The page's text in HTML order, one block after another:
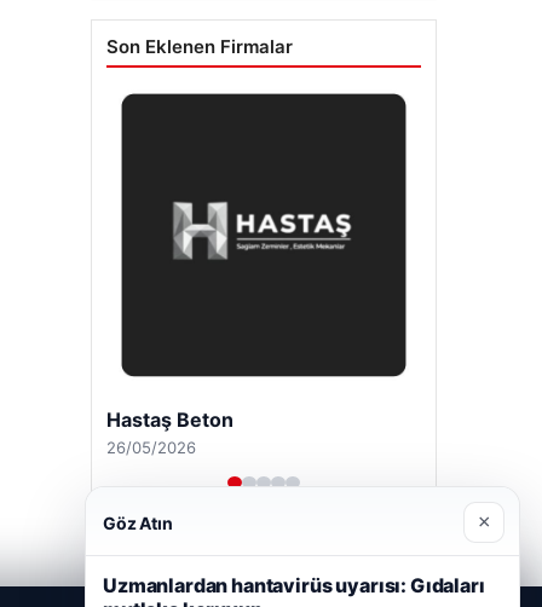
Son Eklenen Firmalar
Enes Kaplan Avukatlık Bürosu
28/04/2026
Göz Atın ×
Uzmanlardan hantavirüs uyarısı: Gıdaları